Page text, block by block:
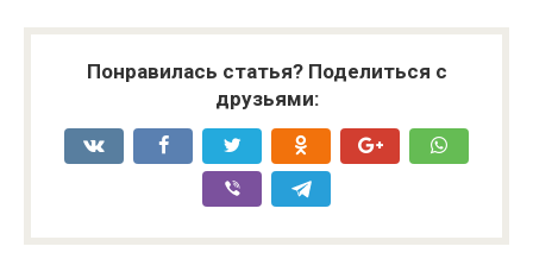
Понравилась статья? Поделиться с
друзьями: